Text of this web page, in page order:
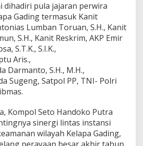
dihadiri pula jajaran perwira
Gading termasuk Kanit
Lumban Toruan, S.H., Kanit
S.H., Kanit Reskrim, AKP Emir
S.T.K., S.I.K.,
Aris.,
Darmanto, S.H., M.H.,
Sugeng, Satpol PP, TNI- Polri
Kompol Seto Handoko Putra
sinergi lintas instansi
wilayah Kelapa Gading,